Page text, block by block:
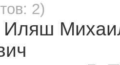
2)
Иляш